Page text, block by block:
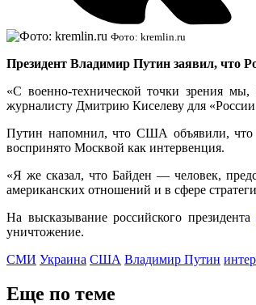
Фото: kremlin.ru
Президент Владимир Путин заявил, что
«С военно-технической точки зрения
журналисту Дмитрию Киселеву для
Путин напомнил, что США объявили, что
воспринято Москвой как интервенция.
«Я же сказал, что Байден — человек,
американских отношений и в сфере
На высказывание российского президента
уничтожение.
СМИ Украина США Владимир Путин
Еще по теме